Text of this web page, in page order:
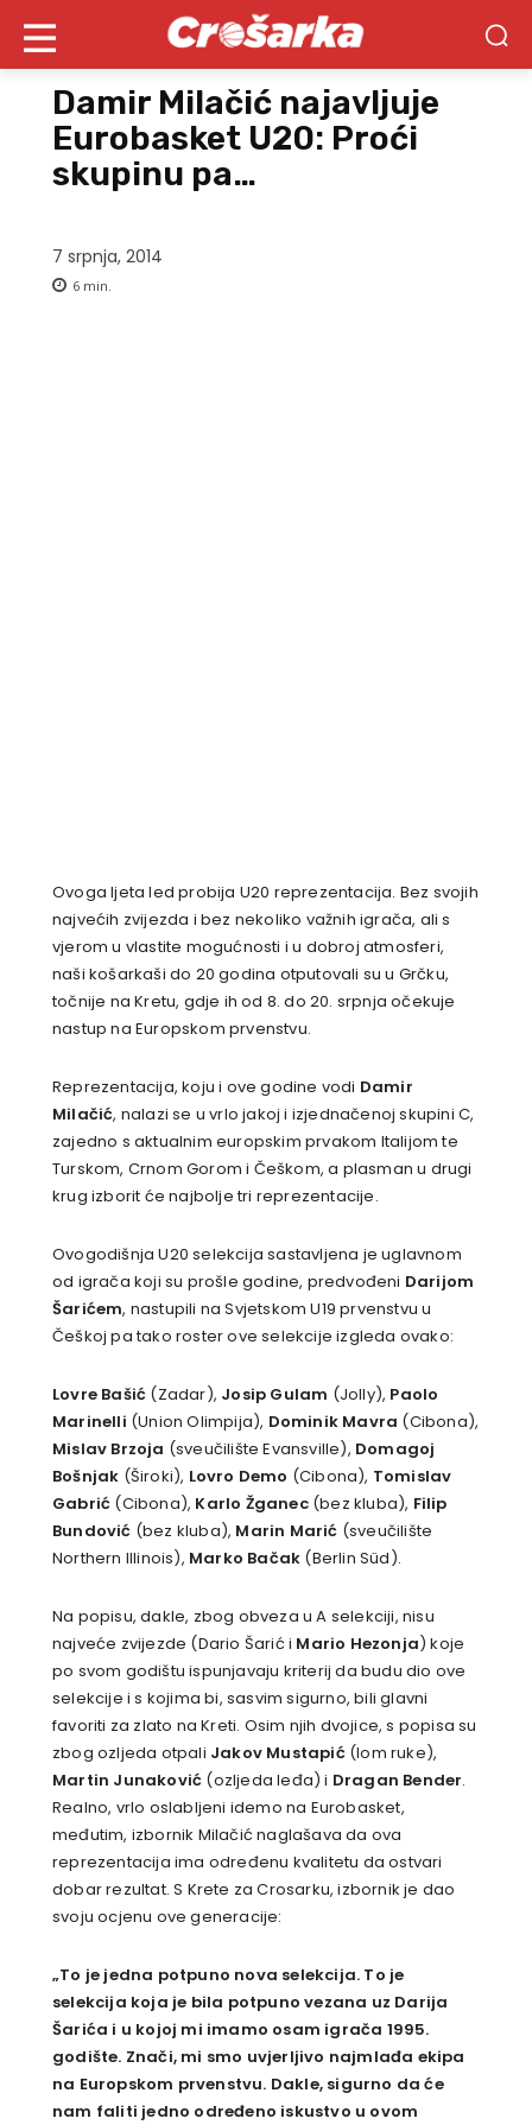
Damir Milačić najavljuje
Eurobasket U20: Proći
skupinu pa…
7 srpnja, 2014
6 min.
Ovoga ljeta led probija U20 reprezentacija. Bez svojih
najvećih zvijezda i bez nekoliko važnih igrača, ali s
vjerom u vlastite mogućnosti i u dobroj atmosferi,
naši košarkaši do 20 godina otputovali su u Grčku,
točnije na Kretu, gdje ih od 8. do 20. srpnja očekuje
nastup na Europskom prvenstvu.
Reprezentacija, koju i ove godine vodi Damir
Milačić, nalazi se u vrlo jakoj i izjednačenoj skupini C,
zajedno s aktualnim europskim prvakom Italijom te
Turskom, Crnom Gorom i Češkom, a plasman u drugi
krug izborit će najbolje tri reprezentacije.
Ovogodišnja U20 selekcija sastavljena je uglavnom
od igrača koji su prošle godine, predvođeni Darijom
Šarićem, nastupili na Svjetskom U19 prvenstvu u
Češkoj pa tako roster ove selekcije izgleda ovako:
Lovre Bašić (Zadar), Josip Gulam (Jolly), Paolo
Marinelli (Union Olimpija), Dominik Mavra (Cibona),
Mislav Brzoja (sveučilište Evansville), Domagoj
Bošnjak (Široki), Lovro Demo (Cibona), Tomislav
Gabrić (Cibona), Karlo Žganec(bez kluba), Filip
Bundović (bez kluba), Marin Marić (sveučilište
Northern Illinois), Marko Bačak (Berlin Süd).
Na popisu, dakle, zbog obveza u A selekciji, nisu
najveće zvijezde (Dario Šarić i Mario Hezonja) koje
po svom godištu ispunjavaju kriterij da budu dio ove
selekcije i s kojima bi, sasvim sigurno, bili glavni
favoriti za zlato na Kreti. Osim njih dvojice, s popisa su
zbog ozljeda otpali Jakov Mustapić(lom ruke),
Martin Junaković (ozljeda leđa) i Dragan Bender.
Realno, vrlo oslabljeni idemo na Eurobasket,
međutim, izbornik Milačić naglašava da ova
reprezentacija ima određenu kvalitetu da ostvari
dobar rezultat. S Krete za Crosarku, izbornik je dao
svoju ocjenu ove generacije:
„To je jedna potpuno nova selekcija. To je
selekcija koja je bila potpuno vezana uz Darija
Šarića i u kojoj mi imamo osam igrača 1995.
godište. Znači, mi smo uvjerljivo najmlađa ekipa
na Europskom prvenstvu. Dakle, sigurno da će
nam faliti jedno određeno iskustvo u ovom